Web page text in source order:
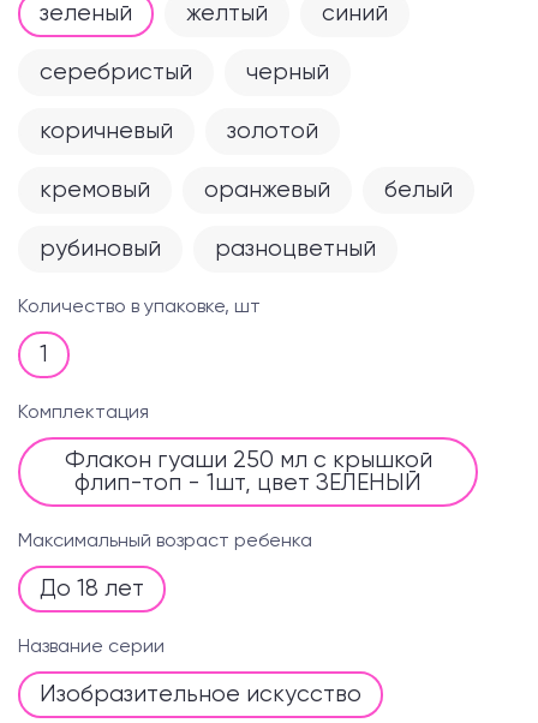
зеленый желтый синий
серебристый черный
коричневый золотой
кремовый оранжевый белый
рубиновый разноцветный
Количество в упаковке, шт
1
Комплектация
Флакон гуаши 250 мл с крышкой
флип-топ - 1шт, цвет ЗЕЛЕНЫЙ
Максимальный возраст ребенка
До 18 лет
Название серии
Изобразительное искусство